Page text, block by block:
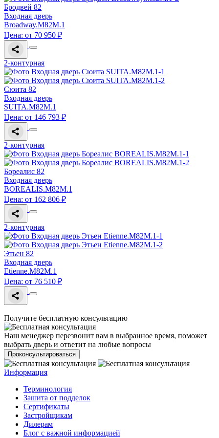
Бродвей 82
Входная дверь
Broadway.M82M.1
Цена: от 70 950 ₽
2-контурная
Сюита 82
Входная дверь
SUITA.M82M.1
Цена: от 146 793 ₽
2-контурная
Бореалис 82
Входная дверь
BOREALIS.M82M.1
Цена: от 162 806 ₽
2-контурная
Этьен 82
Входная дверь
Etienne.M82M.1
Цена: от 76 510 ₽
Получите бесплатную консультацию
Наш менеджер перезвонит вам в выбранное время, поможет
выбрать дверь и ответит на любые вопросы
Проконсультироваться
Информация
Терминология
Зашита от подделок
Сертификаты
Застройщикам
Дилерам
Блог с важной информацией